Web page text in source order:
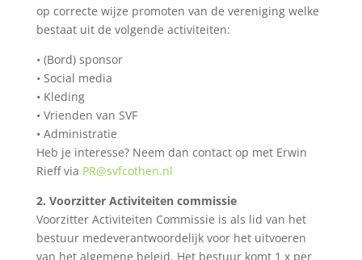
op correcte wijze promoten van de vereniging welke
bestaat uit de volgende activiteiten:
• (Bord) sponsor
• Social media
• Kleding
• Vrienden van SVF
• Administratie
Heb je interesse? Neem dan contact op met Erwin
Rieff via PR@svfcothen.nl
2. Voorzitter Activiteiten commissie
Voorzitter Activiteiten Commissie is als lid van het
bestuur medeverantwoordelijk voor het uitvoeren
van het algemene beleid. Het bestuur komt 1 x per